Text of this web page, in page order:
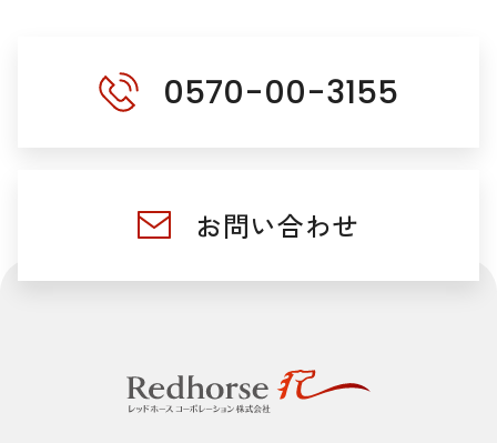
0570-00-3155
お問い合わせ